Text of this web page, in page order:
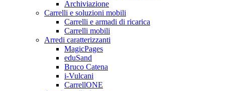
Archiviazione
Carrelli e soluzioni mobili
Carrelli e armadi di ricarica
Carrelli mobili
Arredi caratterizzanti
MagicPages
eduSand
Bruco Catena
i-Vulcani
CarrellONE